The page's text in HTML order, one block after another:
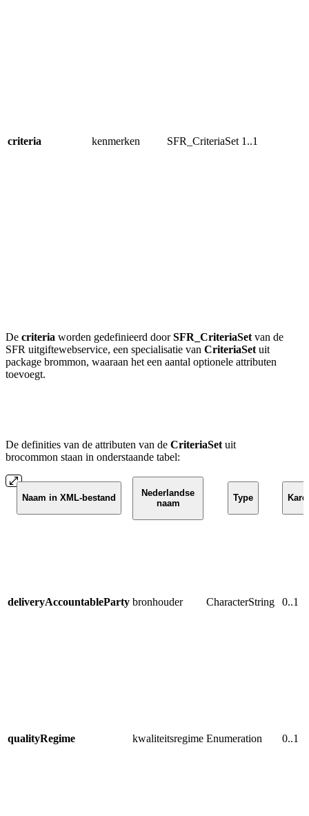
criteria kenmerken SFR_CriteriaSet 1..1
De criteria worden gedefinieerd doorSFR_CriteriaSet van de
SFR uitgiftewebservice, een specialisatie van CriteriaSet uit
package brommon, waaraan het een aantal optionele attributen
toevoegt.
De definities van de attributen van de CriteriaSet uit
brocommon staan in onderstaande tabel:
Naam in XML-bestand
Nederlandse
naam
Type
deliveryAccountableParty bronhouder CharacterString 0..1
qualityRegime kwaliteitsregime Enumeration 0..1